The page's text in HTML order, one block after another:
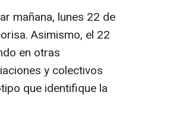
mañana, lunes 22 de
Asimismo, el 22
en otras
y colectivos
que identifique la